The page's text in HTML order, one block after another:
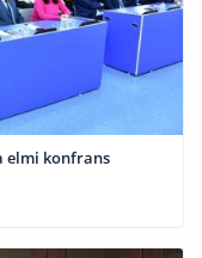
elmi konfrans